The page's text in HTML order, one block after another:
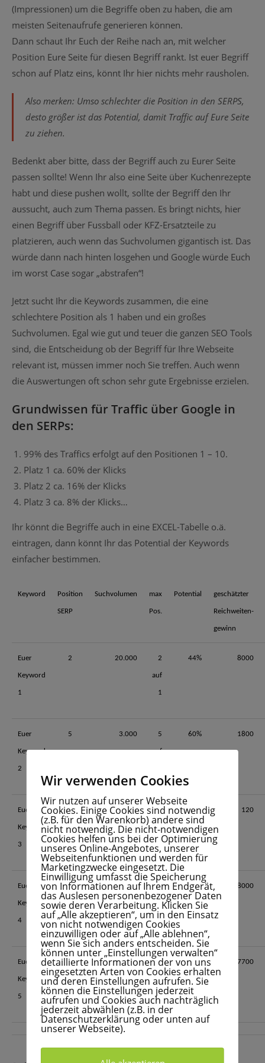
(Impressionen) um die Begriffe oben zu haben, die am
meisten Seitenaufrufe generieren können.
Dann schaut Ihr Euch der Reihe nach an, mit welcher
Position Eure Seite für diesen Begriff rankt. Ist euer Begriff
schon auf Platz eins, könnt Ihr hier nichts mehr rausholen.
Also merken: Umso schlechter die Position in den SERPS,
desto größer ist das Potential, damit Traffic auf Eure Seite
zu ziehen.
Bedenkt aber bitte, dass der Begriff auch zu Eurer Seite
passen sollte! Wenn Ihr also eine Seite über Kuchenrezepte
habt und diese pushen wollt, sollte der Begriff den Ihr
aussucht, auch zum Thema passen. Es bringt nichts, hier
einen Begriff über Fussball oder KFZ-Ersatzteile zu
platzieren, auch wenn das Suchvolumen gigantisch ist. Das
würde dann nach hinten losgehen und Google würde Euch
im worst Case sogar „abstrafen“!
Jetzt sucht Ihr die Keywords zusammen, die eine
schlechtere Position als 1 haben und ein großes
Suchvolumen. Egal wie gut und teuer die ganzen SEO Tools
sind, die Entscheidung ob der Begriff für Ihre Webseite
relevant ist, müssen immer noch Sie treffen. Auch wenn
die Auswertungen oft schon sehr gute Ergebnisse erzielen.
Grundwissen für Traffic über Google in
den SERPs:
99% des Traffics erfolgt auf den Positionen 1 – 10.
Platz 1 ca. 60% der Klicks
Platz 2 ca. 16% der Klicks
Platz 3 ca. 8% der Klicks…
Ihr könnt die Begriffe auch in eine EXCEL-Tabelle o.ä.
eintragen, dann könnt Ihr das Potential der Keywords
einfacher bestimmen.
Keyword Position
SERP
Suchvolumen max
Pos.
Potential geschätzter
Reichweiten-
gewinn
Euer
Keyword
1
2 20.000 2
auf
1
44% 8000
Euer
Keyword
2
5 3.000 5
auf
60% 1800
Euer
Keyword
3
7 200 7
auf
60% 120
Euer
Keyword
4
9 80.000 9
auf
1
60% 48000
Euer
Keyword
5
18 230.000 18
auf
1
99% 227700
Wir verwenden Cookies
Wir nutzen auf unserer Webseite
Cookies. Einige Cookies sind notwendig
(z.B. für den Warenkorb) andere sind
nicht notwendig. Die nicht-notwendigen
Cookies helfen uns bei der Optimierung
unseres Online-Angebotes, unserer
Webseitenfunktionen und werden für
Marketingzwecke eingesetzt. Die
Einwilligung umfasst die Speicherung
von Informationen auf Ihrem Endgerät,
das Auslesen personenbezogener Daten
sowie deren Verarbeitung. Klicken Sie
auf „Alle akzeptieren“, um in den Einsatz
von nicht notwendigen Cookies
einzuwilligen oder auf „Alle ablehnen“,
wenn Sie sich anders entscheiden. Sie
können unter „Einstellungen verwalten“
detaillierte Informationen der von uns
eingesetzten Arten von Cookies erhalten
und deren Einstellungen aufrufen. Sie
können die Einstellungen jederzeit
aufrufen und Cookies auch nachträglich
jederzeit abwählen (z.B. in der
Datenschutzerklärung oder unten auf
unserer Webseite).